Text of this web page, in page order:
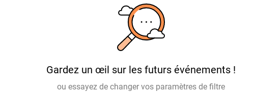
Gardez un œil sur les futurs événements !
ou essayez de changer vos paramètres de filtre